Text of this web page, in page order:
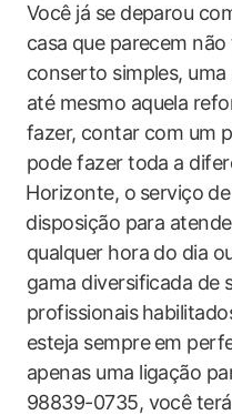
Você já se deparou‍
casa ⁢que parecem‌
conserto simples,
até mesmo aquela
fazer, ⁢contar com um
pode fazer toda a​
⁣Horizonte, o ⁣serviço⁢
⁤disposição para
qualquer hora do‌ dia
gama diversificada ‌de
profissionais
esteja‍ sempre ⁢em
apenas​ uma ligação
98839-0735, você